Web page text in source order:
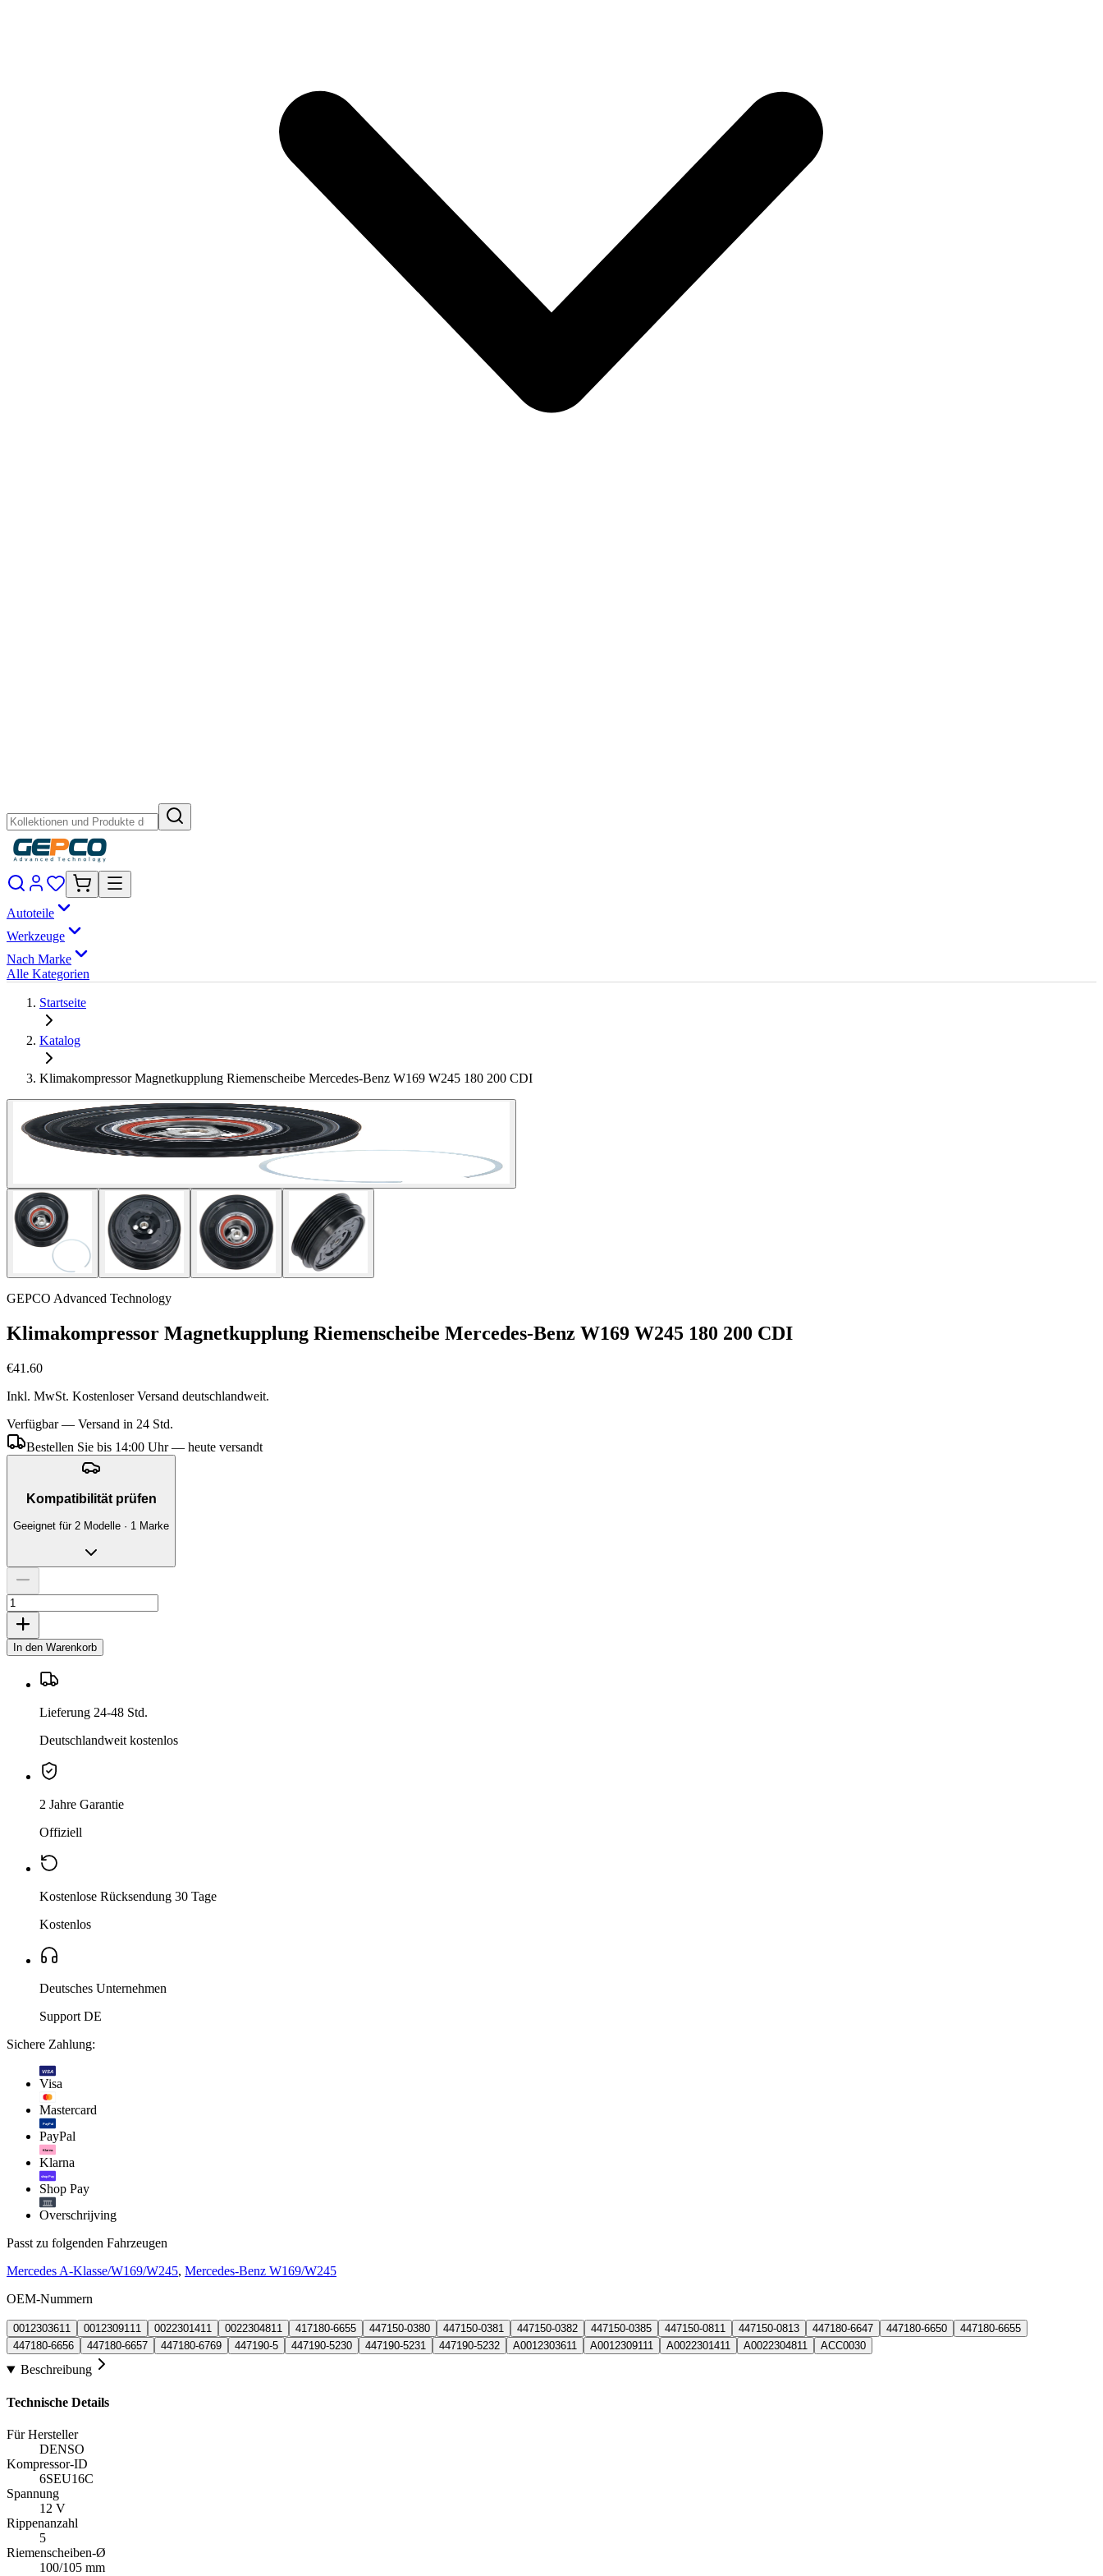
Autoteile
Werkzeuge
Nach Marke
Alle Kategorien
Startseite
Katalog
Klimakompressor Magnetkupplung Riemenscheibe Mercedes-Benz W169 W245 180 200 CDI
GEPCO Advanced Technology
Klimakompressor Magnetkupplung Riemenscheibe Mercedes-Benz W169 W245 180 200 CDI
€41.60
Inkl. MwSt. Kostenloser Versand deutschlandweit.
Verfügbar — Versand in 24 Std.
Bestellen Sie bis 14:00 Uhr — heute versandt
Kompatibilität prüfen
Geeignet für 2 Modelle · 1 Marke
In den Warenkorb
Lieferung 24-48 Std.
Deutschlandweit kostenlos
2 Jahre Garantie
Offiziell
Kostenlose Rücksendung 30 Tage
Kostenlos
Deutsches Unternehmen
Support DE
Sichere Zahlung:
VISA
Visa
Mastercard
PayPal
PayPal
Klarna.
Klarna
shop Pay
Shop Pay
Overschrijving
Passt zu folgenden Fahrzeugen
Mercedes A-Klasse/W169/W245, Mercedes-Benz W169/W245
OEM-Nummern
0012303611 0012309111 0022301411 0022304811 417180-6655 447150-0380 447150-0381 447150-0382 447150-0385 447150-0811 447150-0813 447180-6647 447180-6650
447180-6655
447180-6656
447180-6657 447180-6769 447190-5 447190-5230 447190-5231 447190-5232 A0012303611 A0012309111 A0022301411 A0022304811 ACC0030
Beschreibung
Technische Details
Für Hersteller
DENSO
Kompressor-ID
6SEU16C
Spannung
12 V
Rippenanzahl
5
Riemenscheiben-Ø
100/105 mm